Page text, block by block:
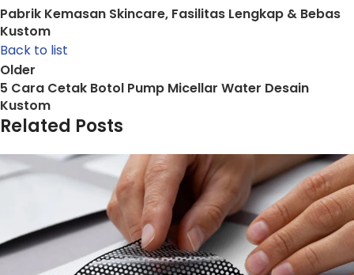
Pabrik Kemasan Skincare, Fasilitas Lengkap & Bebas
Kustom
Back to list
Older
5 Cara Cetak Botol Pump Micellar Water Desain
Kustom
Related Posts